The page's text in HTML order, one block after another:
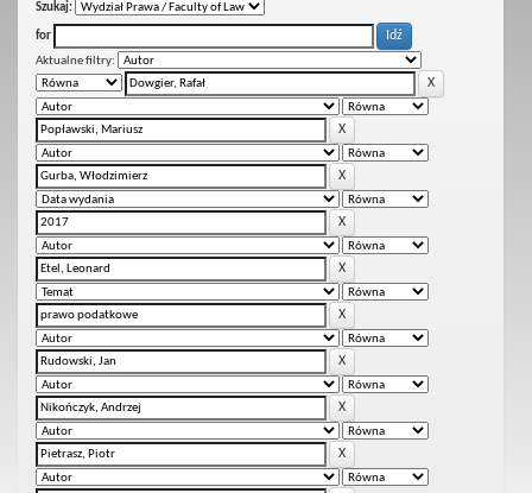
Szukaj:
for
Aktualne filtry: